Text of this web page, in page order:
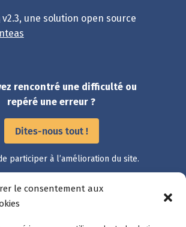
v2.3, une solution open source
rencontré une difficulté ou
repéré une erreur ?
Dites-nous tout !
participer à l’amélioration du site.
démarches
le consentement aux